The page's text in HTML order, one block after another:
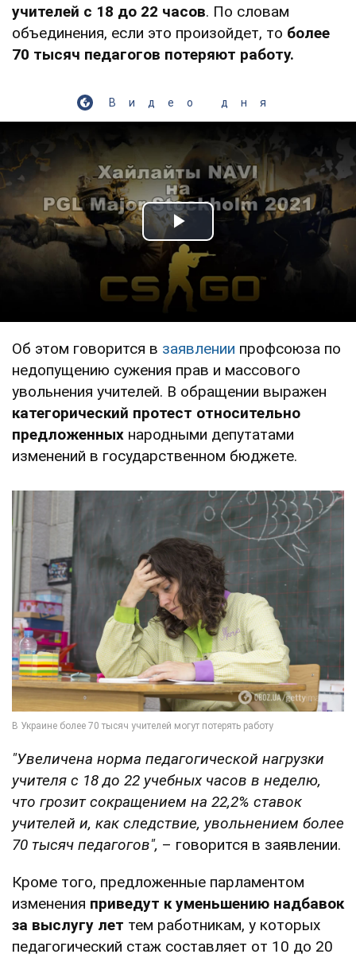
учителей с 18 до 22 часов. По словам
объединения, если это произойдет, то более
70 тысяч педагогов потеряют работу.
Видео дня
Play Video
Об этом говорится в заявлении профсоюза по
недопущению сужения прав и массового
увольнения учителей. В обращении выражен
категорический протест относительно
предложенных народными депутатами
изменений в государственном бюджете.
"Увеличена норма педагогической нагрузки
учителя с 18 до 22 учебных часов в неделю,
что грозит сокращением на 22,2% ставок
учителей и, как следствие, увольнением более
70 тысяч педагогов", – говорится в заявлении.
Кроме того, предложенные парламентом
изменения приведут к уменьшению надбавок
за выслугу лет тем работникам, у которых
педагогический стаж составляет от 10 до 20